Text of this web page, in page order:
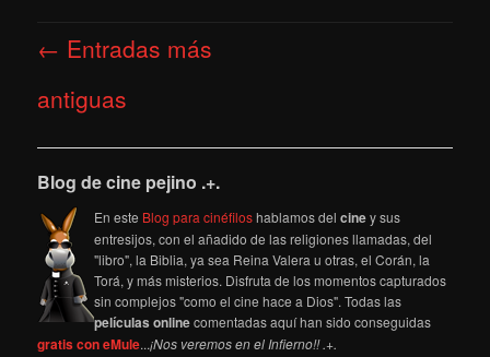
de
← Entradas más
antiguas
Blog de cine pejino .+.
En este Blog para cinéfiloshablamos delciney sus
entresijos, con el añadido de las religiones llamadas, del
"libro", la Biblia, ya sea Reina Valera u otras, el Corán, la
Torá, y más misterios. Disfruta de los momentos capturados
sin complejos "como el cine hace a Dios". Todas las
películas onlinecomentadas aquí han sido conseguidas
gratis con eMule...¡Nos veremos en el Infierno!! .+.